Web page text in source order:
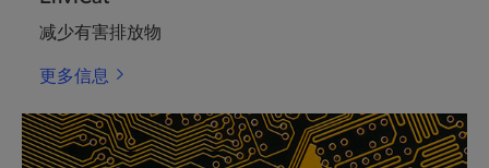
减少有害排放物
更多信息